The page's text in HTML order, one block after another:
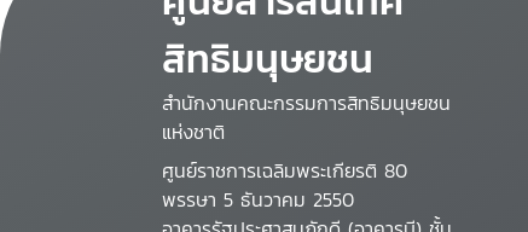
สิทธิมนุษยชน
สำนักงานคณะกรรมการสิทธิมนุษยชน
แห่งชาติ
ศูนย์ราชการเฉลิมพระเกียรติ 80
พรรษา 5 ธันวาคม 2550